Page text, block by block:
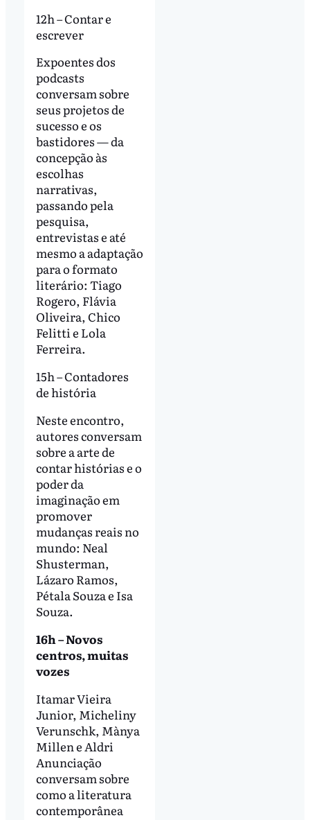
12h – Contar e
escrever
Expoentes dos
podcasts
conversam sobre
seus projetos de
sucesso e os
bastidores — da
concepção às
escolhas
narrativas,
passando pela
pesquisa,
entrevistas e até
mesmo a adaptação
para o formato
literário: Tiago
Rogero, Flávia
Oliveira, Chico
Felitti e Lola
Ferreira.
15h – Contadores
de história
Neste encontro,
autores conversam
sobre a arte de
contar histórias e o
poder da
imaginação em
promover
mudanças reais no
mundo: Neal
Shusterman,
Lázaro Ramos,
Pétala Souza e Isa
Souza.
16h – Novos
centros, muitas
vozes
Itamar Vieira
Junior, Micheliny
Verunschk, Mànya
Millen e Aldri
Anunciação
conversam sobre
como a literatura
contemporânea